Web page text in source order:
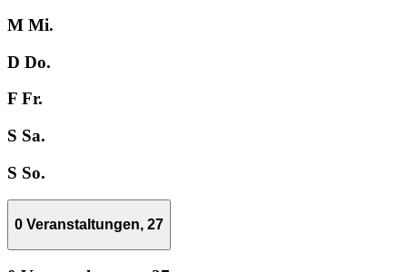
M Mi.
D Do.
F Fr.
S Sa.
S So.
0 Veranstaltungen, 27